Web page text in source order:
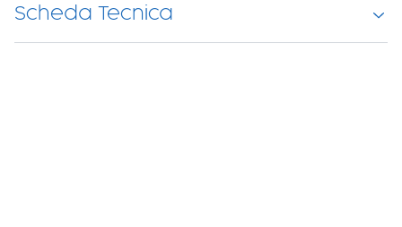
Scheda Tecnica